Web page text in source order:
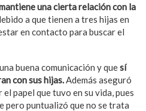
una cierta relación con la
a que tienen a tres hijas en
en contacto para buscar el
buena comunicación y quesí
con sus hijas.Además aseguró
papel que tuvo en su vida, pues
pero puntualizó que no se trata